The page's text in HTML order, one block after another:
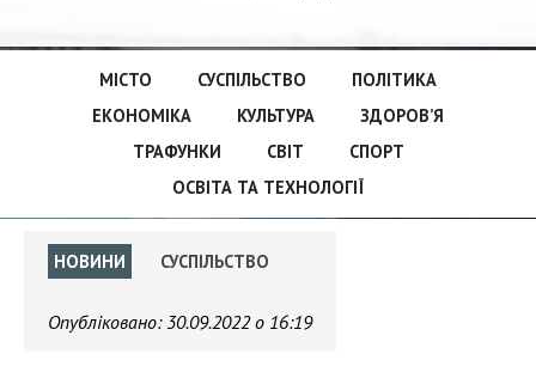
МІСТО СУСПІЛЬСТВО
ПОЛІТИКА
ЕКОНОМІКА
КУЛЬТУРА
ЗДОРОВ’Я
ТРАФУНКИ
СВІТ
СПОРТ
ОСВІТА ТА ТЕХНОЛОГІЇ
НОВИНИ СУСПІЛЬСТВО
Опубліковано:30.09.2022 о 16:19